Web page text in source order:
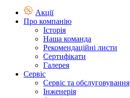
Акції
Про компанію
Історія
Наша команда
Рекомендаційні листи
Сертифікати
Галерея
Сервіс
Сервіс та обслуговування
Інженерія